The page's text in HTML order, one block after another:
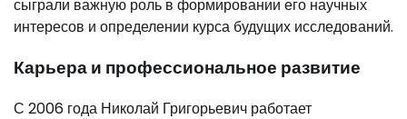
сыграли важную роль в формировании его научных
интересов и определении курса будущих исследований.
Карьера и профессиональное развитие
С 2006 года Николай Григорьевич работает